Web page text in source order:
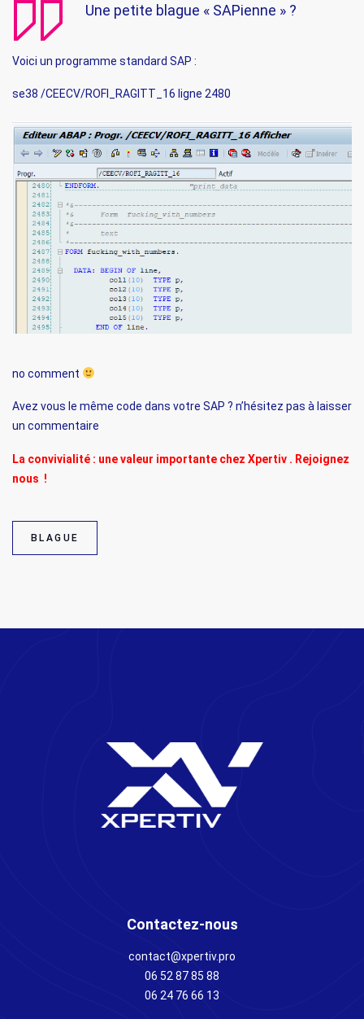
Une petite blague « SAPienne » ?
Voici un programme standard SAP :
se38 /CEECV/ROFI_RAGITT_16 ligne 2480
no comment
Avez vous le même code dans votre SAP ? n’hésitez pas à laisser
un commentaire
La convivialité : une valeur importante chez Xpertiv . Rejoignez
nous !
BLAGUE
Contactez-nous
contact@xpertiv.pro
06 52 87 85 88
06 24 76 66 13